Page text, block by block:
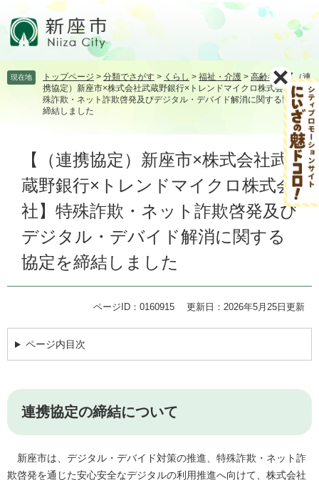
頭飛 現在地 トップページ > 分類でさがす > くらし > 福祉・介護 > 高齢者>【（連
携協定）新座市×株式会社武蔵野銀行×トレンドマイクロ株式会社】特
殊詐欺・ネット詐欺啓発及びデジタル・デバイド解消に関する協定を
締結しました
【（連携協定）新座市×株式会社武
蔵野銀行×トレンドマイクロ株式会
社】特殊詐欺・ネット詐欺啓発及び
デジタル・デバイド解消に関する
協定を締結しました
ページID：0160915 更新日：2026年5月25日更新
ページ内目次
連携協定の締結について
新座市は、デジタル・デバイド対策の推進、特殊詐欺・ネット詐
欺啓発を通じた安心安全なデジタルの利用推進へ向けて、株式会社